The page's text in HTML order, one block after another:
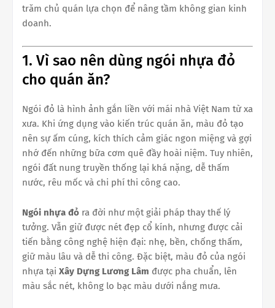
trăm chủ quán lựa chọn để nâng tầm không gian kinh
doanh.
1. Vì sao nên dùng ngói nhựa đỏ
cho quán ăn?
Ngói đỏ là hình ảnh gắn liền với mái nhà Việt Nam từ xa
xưa. Khi ứng dụng vào kiến trúc quán ăn, màu đỏ tạo
nên sự ấm cúng, kích thích cảm giác ngon miệng và gợi
nhớ đến những bữa cơm quê đầy hoài niệm. Tuy nhiên,
ngói đất nung truyền thống lại khá nặng, dễ thấm
nước, rêu mốc và chi phí thi công cao.
Ngói nhựa đỏ ra đời như một giải pháp thay thế lý
tưởng. Vẫn giữ được nét đẹp cổ kính, nhưng được cải
tiến bằng công nghệ hiện đại: nhẹ, bền, chống thấm,
giữ màu lâu và dễ thi công. Đặc biệt, màu đỏ của ngói
nhựa tại Xây Dựng Lương Lâm được pha chuẩn, lên
màu sắc nét, không lo bạc màu dưới nắng mưa.